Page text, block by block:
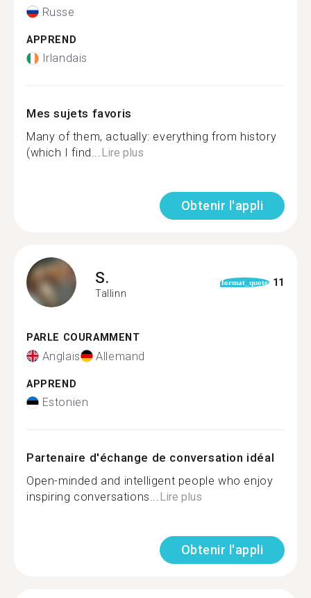
Russe
APPREND
Irlandais
Mes sujets favoris
Many of them, actually: everything from history
(which I find...Lire plus
Obtenir l'appli
S.
Tallinn
format_quote 11
PARLE COURAMMENT
Anglais Allemand
APPREND
Estonien
Partenaire d'échange de conversation idéal
Open-minded and intelligent people who enjoy
inspiring conversations...Lire plus
Obtenir l'appli